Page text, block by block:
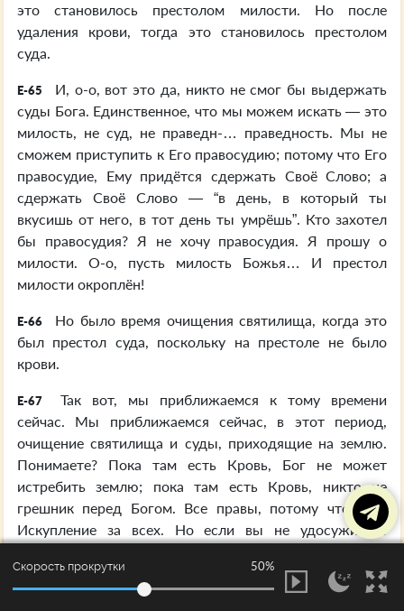
это становилось престолом милости. Но после
удаления крови, тогда это становилось престолом
суда.
E-65
И, о-о, вот это да, никто не смог бы выдержать
суды Бога. Единственное, что мы можем искать — это
милость, не суд, не праведн-… праведность. Мы не
сможем приступить к Его правосудию; потому что Его
правосудие, Ему придётся сдержать Своё Слово; а
сдержать Своё Слово — “в день, в который ты
вкусишь от него, в тот день ты умрёшь”. Кто захотел
бы правосудия? Я не хочу правосудия. Я прошу о
милости. О-о, пусть милость Божья… И престол
милости окроплён!
E-66
Но было время очищения святилища, когда это
был престол суда, поскольку на престоле не было
крови.
E-67
Так вот, мы приближаемся к тому времени
сейчас. Мы приближаемся сейчас, в этот период,
очищение святилища и суды, приходящие на землю.
Понимаете? Пока там есть Кровь, Бог не может
истребить землю; пока там есть Кровь, никто не
грешник перед Богом. Все правы, потому что есть
Искупление за всех. Но если вы не удосужитесь
тогда вы грешник, вы вне той милости. Тогда вы
осудили себя сами. Но теперь, пока есть милость… Но
Скорость прокрутки 50%